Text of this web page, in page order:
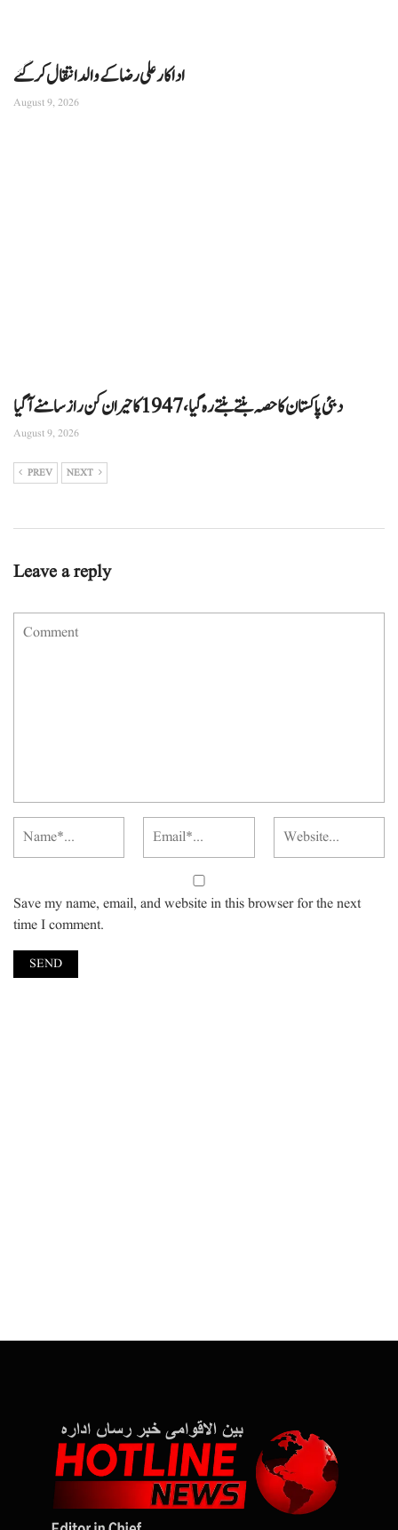
اداکار علی رضا کے والد انتقال کرگئے
August 9, 2026
دبئی پاکستان کا حصہ بنتے بنتے رہ گیا، 1947 کا حیران کن راز سامنے آگیا
August 9, 2026
PREV NEXT
Leave a reply
Save my name, email, and website in this browser for the next
time I comment.